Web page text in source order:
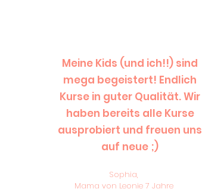
Meine Kids (und ich!!) sind
mega begeistert! Endlich
Kurse in guter Qualität. Wir
haben bereits alle Kurse
ausprobiert und freuen uns
auf neue ;)
Sophia,
Mama von Leonie 7 Jahre